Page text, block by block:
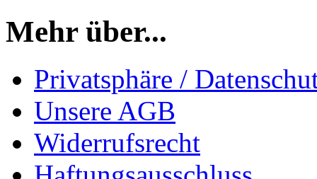
Mehr über...
Privatsphäre /
Unsere AGB
Widerrufsrecht